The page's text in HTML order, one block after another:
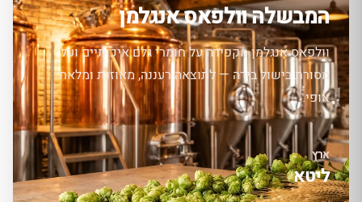
המבשלה וולפאס אנגלמן
וולפאס אנגלמן מקפידה על חומרי גלם איכותיים ועל
מסורת בישול בירה — לתוצאה רעננה, מאוזנת ומלאת
אופי.
ארץ
ליטא